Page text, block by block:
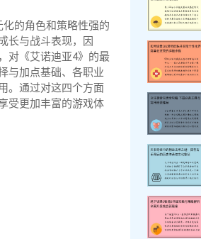
的角色和策略性强的
长与战斗表现，因
对《艾诺迪亚4》的最
与加点基础、各职业
。通过对这四个方面
受更加丰富的游戏体